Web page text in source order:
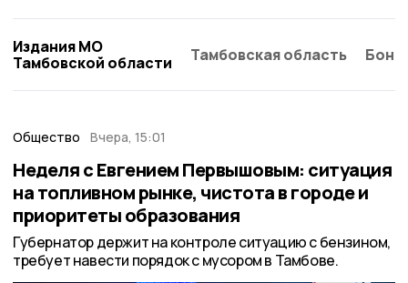
Издания МО
Тамбовской области
Тамбовская область
Общество Вчера, 15:01
Неделя с Евгением Первышовым: ситуация
на топливном рынке, чистота в городе и
приоритеты образования
Губернатор держит на контроле ситуацию с бензином,
требует навести порядок с мусором в Тамбове.